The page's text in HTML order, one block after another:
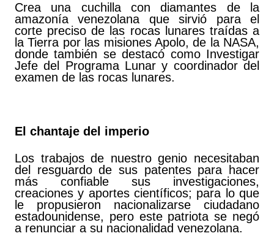
Crea una cuchilla con diamantes de la
amazonía venezolana que sirvió para el
corte preciso de las rocas lunares traídas a
la Tierra por las misiones Apolo, de la NASA,
donde también se destacó como Investigar
Jefe del Programa Lunar y coordinador del
examen de las rocas lunares.
El chantaje del imperio
Los trabajos de nuestro genio necesitaban
del resguardo de sus patentes para hacer
más confiable sus investigaciones,
creaciones y aportes científicos; para lo que
le propusieron nacionalizarse ciudadano
estadounidense, pero este patriota se negó
a renunciar a su nacionalidad venezolana.